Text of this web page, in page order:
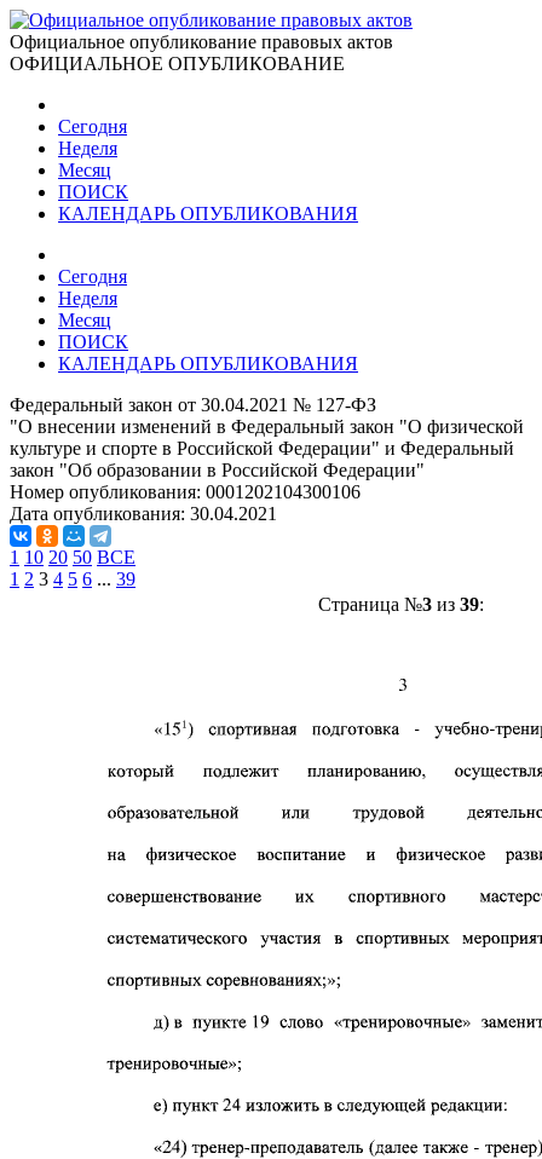
Официальное опубликование правовых актов
ОФИЦИАЛЬНОЕ ОПУБЛИКОВАНИЕ
Сегодня
Неделя
Месяц
ПОИСК
КАЛЕНДАРЬ ОПУБЛИКОВАНИЯ
Сегодня
Неделя
Месяц
ПОИСК
КАЛЕНДАРЬ ОПУБЛИКОВАНИЯ
Федеральный закон от 30.04.2021 № 127-ФЗ
"О внесении изменений в Федеральный закон "О физической
культуре и спорте в Российской Федерации" и Федеральный
закон "Об образовании в Российской Федерации"
Номер опубликования: 0001202104300106
Дата опубликования: 30.04.2021
1 10 20 50 ВСЕ
1 2 3 4 5 6 ... 39
Страница №3из 39: